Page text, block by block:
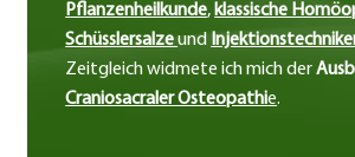
Pflanzenheilkunde, klassische
Schüsslersalzeund
Zeitgleich widmete ich mich der
Craniosacraler Osteopathie.